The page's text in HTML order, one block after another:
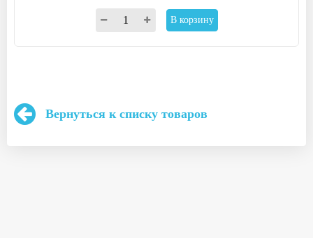
В корзину
Вернуться к списку товаров